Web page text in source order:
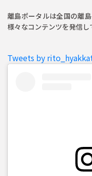
離島ポータルは全国の離
様々なコンテンツを発信
Tweets by